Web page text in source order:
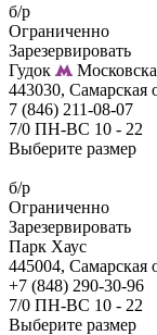
б/р
Ограниченно
Зарезервировать
Гудок
443030, Самарская
7 (846) 211-08-07
7/0 ПН-ВС 10 - 22
Выберите размер
б/р
Ограниченно
Зарезервировать
Парк Хаус
445004, Самарская
+7 (848) 290-30-96
7/0 ПН-ВС 10 - 22
Выберите размер